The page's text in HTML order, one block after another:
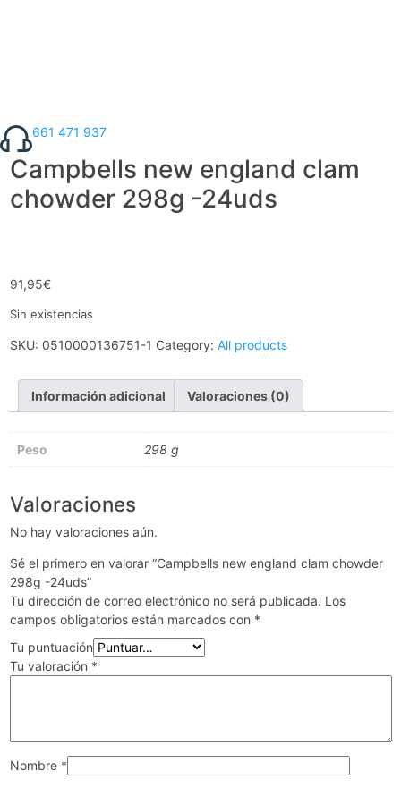
661 471 937
Campbells new england clam
chowder 298g -24uds
91,95€
Sin existencias
SKU: 0510000136751-1 Category: All products
Información adicional Valoraciones (0)
Peso 298 g
Valoraciones
No hay valoraciones aún.
Sé el primero en valorar “Campbells new england clam chowder
298g -24uds”
Tu dirección de correo electrónico no será publicada. Los
campos obligatorios están marcados con *
Tu puntuación
Tu valoración *
Nombre *